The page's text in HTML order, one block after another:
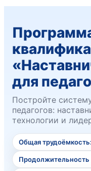
для
Постройте
педагогов:
технологии и
Общая трудоёмкость:
Продолжительность